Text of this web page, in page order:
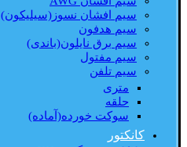
سیم افشان نسوز(سیلیکون)
سیم هدفون
سیم برق نایلون(باندی)
سیم مفتول
سیم تلفن
متری
حلقه
سوکت خورده(آماده)
کانکتور